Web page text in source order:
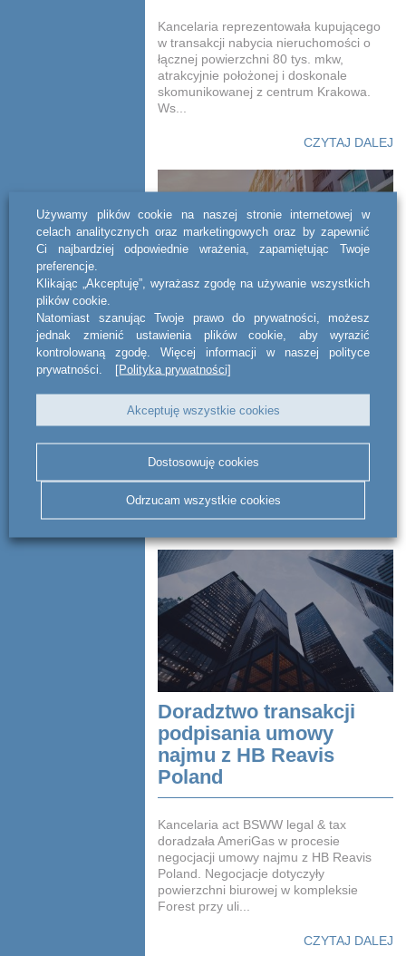
Kancelaria reprezentowała kupującego
w transakcji nabycia nieruchomości o
łącznej powierzchni 80 tys. mkw,
atrakcyjnie położonej i doskonale
skomunikowanej z centrum Krakowa.
Ws...
CZYTAJ DALEJ
Doradztwo w
nieruchomościowym
projekcie joint venture
Kancelaria act BSWW legal & tax
polegającej na utworzeniu joint venture i
przeniesieniu na jego rzecz
CZYTAJ DALEJ
Doradztwo transakcji
podpisania umowy
najmu z HB Reavis
Poland
Kancelaria act BSWW legal & tax
doradzała AmeriGas w procesie
negocjacji umowy najmu z HB Reavis
Poland. Negocjacje dotyczyły
powierzchni biurowej w kompleksie
Forest przy uli...
CZYTAJ DALEJ
Używamy plików cookie na naszej stronie internetowej w
celach analitycznych oraz marketingowych oraz by zapewnić
Ci najbardziej odpowiednie wrażenia, zapamiętując Twoje
preferencje.
Klikając „Akceptuję”, wyrażasz zgodę na używanie wszystkich
plików cookie.
Natomiast szanując Twoje prawo do prywatności, możesz
jednak zmienić ustawienia plików cookie, aby wyrazić
kontrolowaną zgodę. Więcej informacji w naszej polityce
prywatności.
[Polityka prywatności]
Akceptuję wszystkie cookies
Dostosowuję cookies
Odrzucam wszystkie cookies